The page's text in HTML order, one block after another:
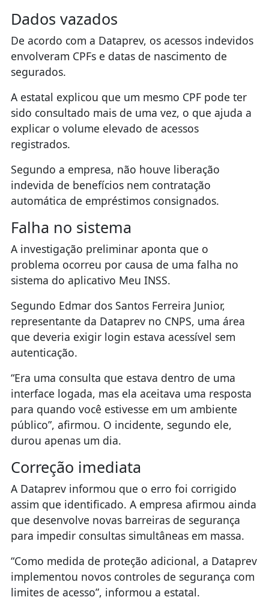
Dados vazados
De acordo com a Dataprev, os acessos indevidos
envolveram CPFs e datas de nascimento de
segurados.
A estatal explicou que um mesmo CPF pode ter
sido consultado mais de uma vez, o que ajuda a
explicar o volume elevado de acessos
registrados.
Segundo a empresa, não houve liberação
indevida de benefícios nem contratação
automática de empréstimos consignados.
Falha no sistema
A investigação preliminar aponta que o
problema ocorreu por causa de uma falha no
sistema do aplicativo Meu INSS.
Segundo Edmar dos Santos Ferreira Junior,
representante da Dataprev no CNPS, uma área
que deveria exigir login estava acessível sem
autenticação.
“Era uma consulta que estava dentro de uma
interface logada, mas ela aceitava uma resposta
para quando você estivesse em um ambiente
público”, afirmou. O incidente, segundo ele,
durou apenas um dia.
Correção imediata
A Dataprev informou que o erro foi corrigido
assim que identificado. A empresa afirmou ainda
que desenvolve novas barreiras de segurança
para impedir consultas simultâneas em massa.
“Como medida de proteção adicional, a Dataprev
implementou novos controles de segurança com
limites de acesso”, informou a estatal.